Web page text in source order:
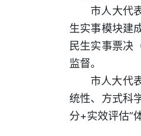
市人大代
生实事模块建
民生实事票决
监督。
市人大代
统性、方式科
分+实效评估”